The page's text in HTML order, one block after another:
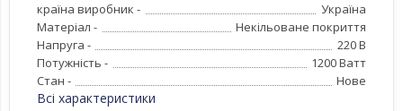
країна виробник -
Україна
Матеріал -
Некільоване покриття
Напруга -
220 В
Потужність -
1200 Ватт
Стан -
Нове
Всі характеристики